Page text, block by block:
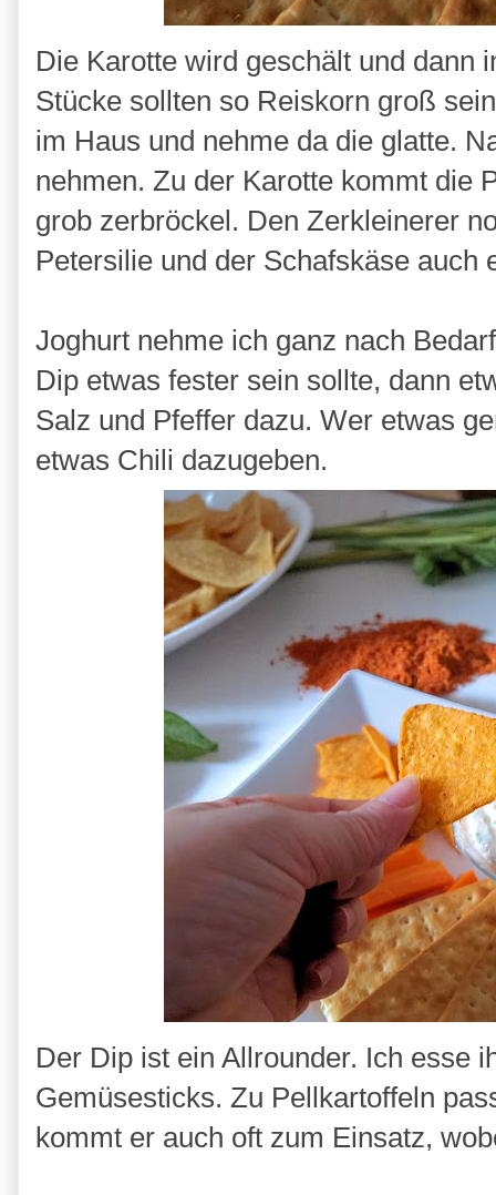
Die Karotte wird geschält und dann
Stücke sollten so Reiskorn groß
im Haus und nehme da die glatte.
nehmen. Zu der Karotte kommt die
grob zerbröckel. Den Zerkleinerer
Petersilie und der Schafskäse
Joghurt nehme ich ganz nach
Dip etwas fester sein sollte, dann
Salz und Pfeffer dazu. Wer etwas
etwas Chili dazugeben.
Der Dip ist ein Allrounder. Ich esse
Gemüsesticks. Zu Pellkartoffeln
kommt er auch oft zum Einsatz,